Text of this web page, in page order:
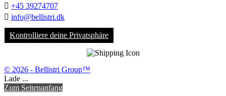
 +45 39274707
 info@bellistri.dk
Kontrolliere deine Privatsphäre
© 2026 - Bellistri Group™
Lade ...
Zum Seitenanfang